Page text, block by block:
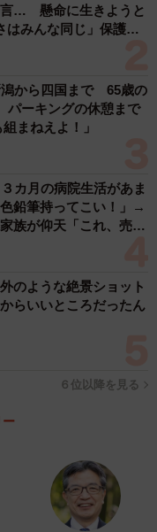
言… 懸命に生きようと
みんな同じ」保護団
潟から四国まで 65歳の
ーキングの休憩まで
まねえよ！」
カ月の病院生活があま
鉛筆持ってこい！」→
族が仰天「これ、売れ
のような絶景ショット
らいいところだったん
６位以降を見る
ー